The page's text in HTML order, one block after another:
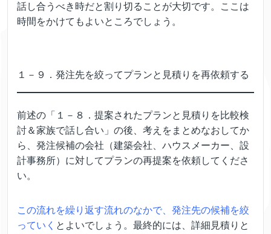
話し合うべき時だと割り切ることが大切です。ここは
時間をかけてもよいところでしょう。
１－９．発注先を絞ってプランと見積りを再依頼する
前述の「１－８．提案されたプランと見積りを比較検
討＆家族で話し合い」の後、考えをまとめなおしてか
ら、発注候補の会社（建築会社、ハウスメーカー、設
計事務所）に対してプランの再提案を依頼してくださ
い。
この流れを繰り返す流れのなかで、発注先の候補を絞
っていく とよいでしょう。最終的には、詳細見積りと